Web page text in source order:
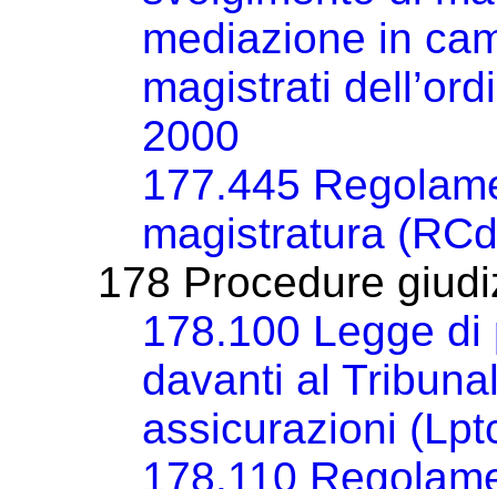
mediazione in
magistrati
2000
177.445
magistratura
178 Procedure
178.100 Legge
davanti al
assicurazioni
178.110